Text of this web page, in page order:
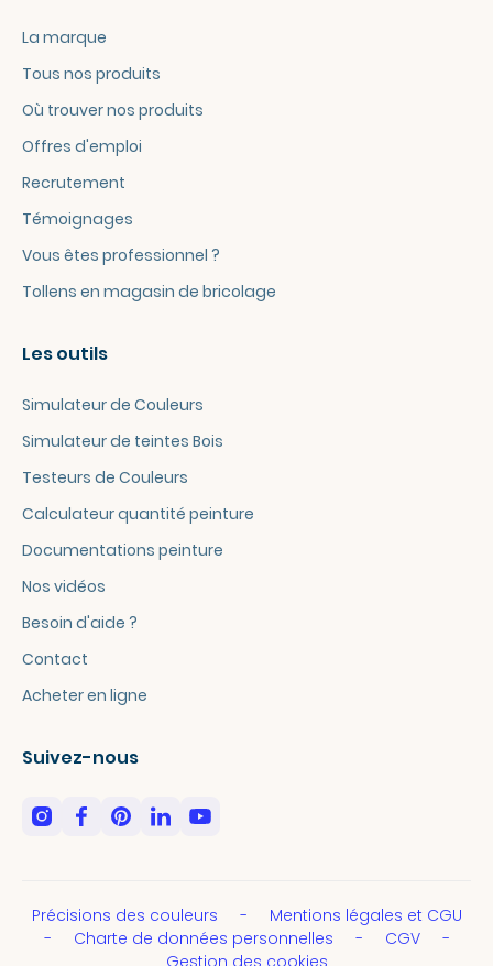
La marque
Tous nos produits
Où trouver nos produits
Offres d'emploi
Recrutement
Témoignages
Vous êtes professionnel ?
Tollens en magasin de bricolage
Les outils
Simulateur de Couleurs
Simulateur de teintes Bois
Testeurs de Couleurs
Calculateur quantité peinture
Documentations peinture
Nos vidéos
Besoin d'aide ?
Contact
Acheter en ligne
Suivez-nous
Précisions des couleurs
Mentions légales et CGU
Charte de données personnelles
CGV
Gestion des cookies